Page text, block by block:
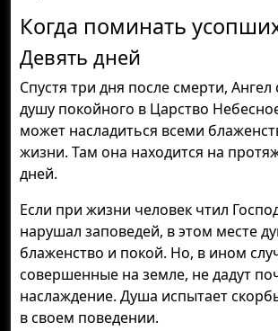
Когда поминать
Девять дней
Спустя три дня после смерти,
душу покойного в Царство
может насладиться всеми
жизни. Там она находится на
дней.
Если при жизни человек чтил
нарушал заповедей, в этом месте
блаженство и покой. Но, в ином
совершенные на земле, не дадут
наслаждение. Душа испытает
в своем поведении.